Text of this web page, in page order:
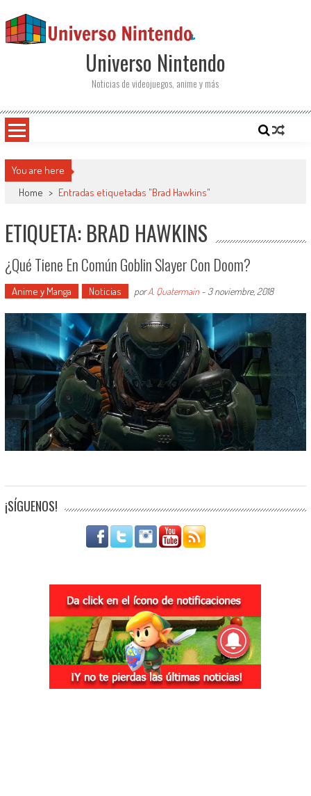
Universo Nintendo
Noticias de videojuegos, anime y más
You are here
Home > Entradas etiquetadas "Brad Hawkins"
ETIQUETA: BRAD HAWKINS
¿Qué Tiene En Común Goblin Slayer Con Doom?
Anime y Manga Noticias porA. Quatermain- 3 noviembre, 2018
¡SÍGUENOS!